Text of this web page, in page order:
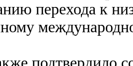
перехода к